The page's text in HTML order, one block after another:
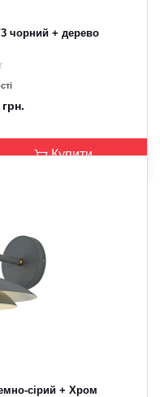
3 чорний + дерево
грн.
Купити
сірий + Хром